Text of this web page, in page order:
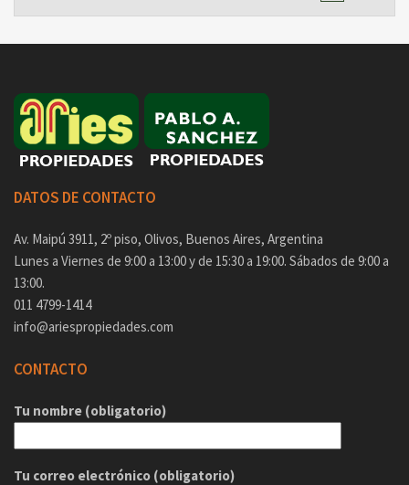
DATOS DE CONTACTO
Av. Maipú 3911, 2º piso, Olivos, Buenos Aires, Argentina
Lunes a Viernes de 9:00 a 13:00 y de 15:30 a 19:00. Sábados de 9:00 a
13:00.
011 4799-1414
info@ariespropiedades.com
CONTACTO
Tu nombre (obligatorio)
Tu correo electrónico (obligatorio)